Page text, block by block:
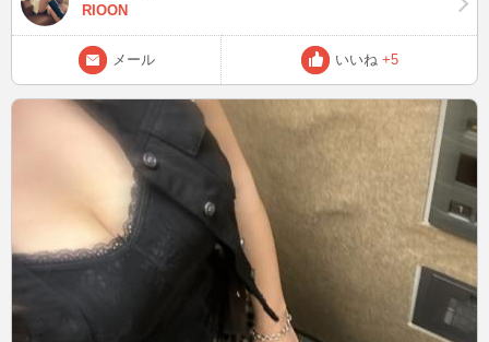
RIOON
メール いいね +5